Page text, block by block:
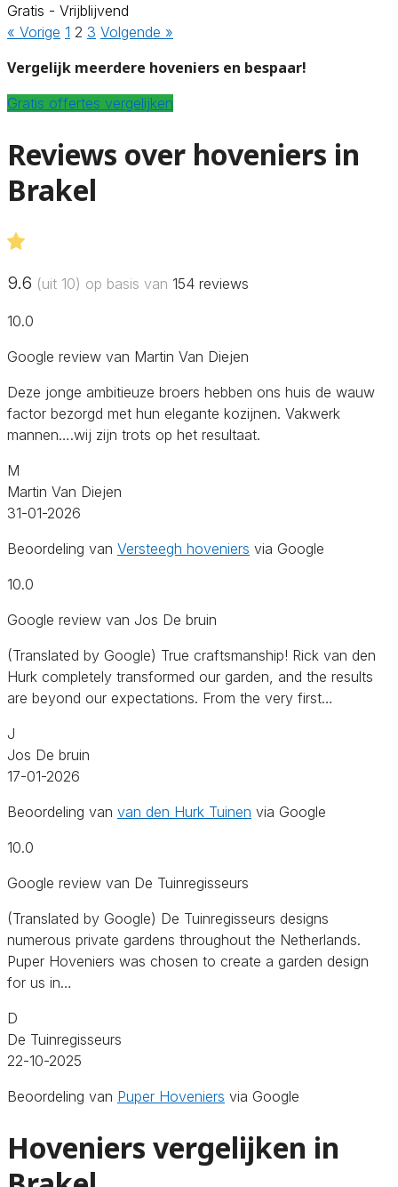
Gratis - Vrijblijvend
« Vorige 1 2 3 Volgende »
Vergelijk meerdere hoveniers en bespaar!
Gratis offertes vergelijken
Reviews over hoveniers in
Brakel
9.6 (uit 10) op basis van 154 reviews
10.0
Google review van Martin Van Diejen
Deze jonge ambitieuze broers hebben ons huis de wauw
factor bezorgd met hun elegante kozijnen. Vakwerk
mannen….wij zijn trots op het resultaat.
M
Martin Van Diejen
31-01-2026
Beoordeling van Versteegh hoveniers via Google
10.0
Google review van Jos De bruin
(Translated by Google) True craftsmanship! Rick van den
Hurk completely transformed our garden, and the results
are beyond our expectations. From the very first…
J
Jos De bruin
17-01-2026
Beoordeling van van den Hurk Tuinen via Google
10.0
Google review van De Tuinregisseurs
(Translated by Google) De Tuinregisseurs designs
numerous private gardens throughout the Netherlands.
Puper Hoveniers was chosen to create a garden design
for us in…
D
De Tuinregisseurs
22-10-2025
Beoordeling van Puper Hoveniers via Google
Hoveniers vergelijken in